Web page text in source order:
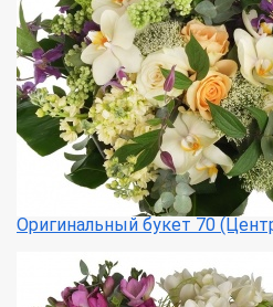
Оригинальный букет 70